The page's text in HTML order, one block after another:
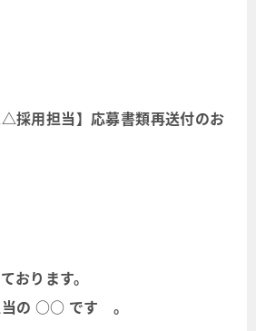
採用担当】応募書類再送付のお
おります。
の ○○ です 。